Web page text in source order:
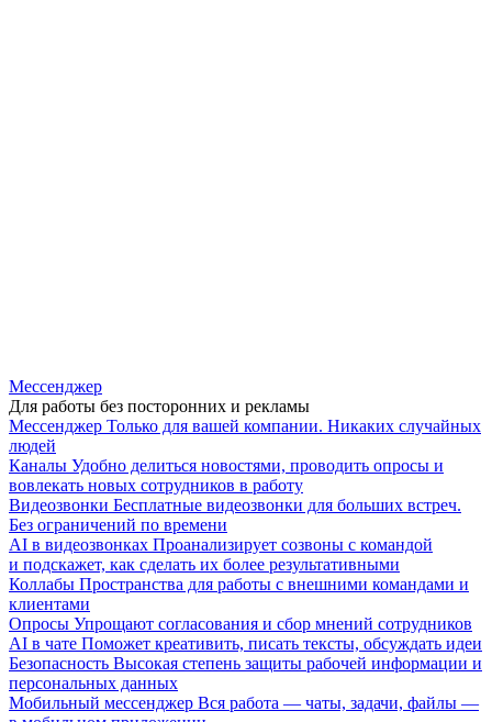
Мессенджер
Для работы без посторонних и рекламы
Мессенджер Только для вашей компании. Никаких случайных
людей
Каналы Удобно делиться новостями, проводить опросы и
вовлекать новых сотрудников в работу
Видеозвонки Бесплатные видеозвонки для больших встреч.
Без ограничений по времени
AI в видеозвонках Проанализирует созвоны с командой
и подскажет, как сделать их более результативными
Коллабы Пространства для работы с внешними командами и
клиентами
Опросы Упрощают согласования и сбор мнений сотрудников
AI в чате Поможет креативить, писать тексты, обсуждать идеи
Безопасность Высокая степень защиты рабочей информации и
персональных данных
Мобильный мессенджер Вся работа — чаты, задачи, файлы —